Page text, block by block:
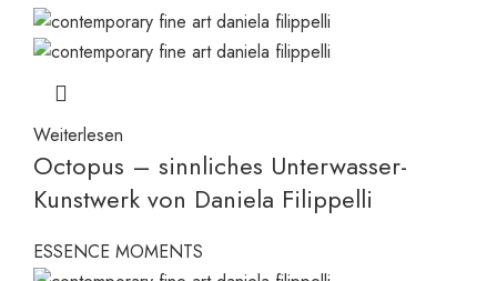
Weiterlesen
Octopus – sinnliches Unterwasser-
Kunstwerk von Daniela Filippelli
ESSENCE MOMENTS